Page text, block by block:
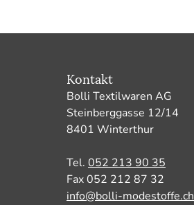
Kontakt
Bolli Textilwaren AG
Steinberggasse 12/14
8401 Winterthur
Tel. 052 213 90 35
Fax 052 212 87 32
info@bolli-modestoffe.ch